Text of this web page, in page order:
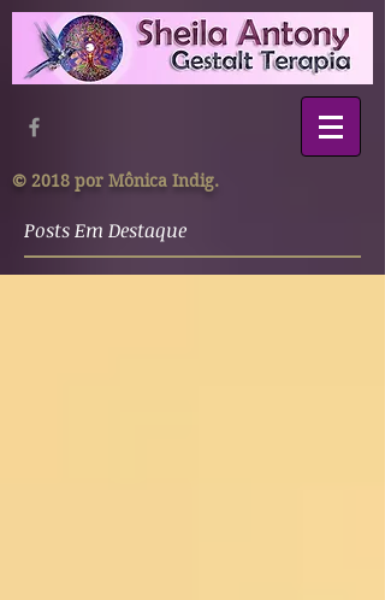
© 2018 por Mônica Indig.
Posts Em Destaque